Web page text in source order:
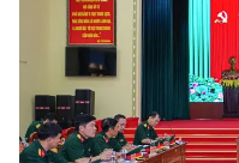
đợt thi đua cao điểm với
thắng”. Đồng chí Phạm
Ninh, Trưởng ban Chỉ đạo
danh tính hài cốt liệt sĩ tỉnh